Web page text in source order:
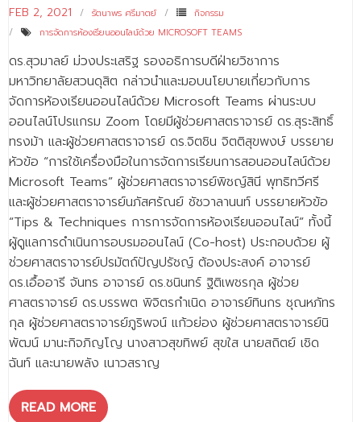
FEB 2, 2021 รัตนาพร ศรีมาตย์
กิจกรรม
การจัดการห้องเรียนออนไลน์ด้วย MICROSOFT TEAMS
ดร.สุวมาลย์ ม่วงประเสริฐ รองอธิการบดีฝ่ายวิชาการ
มหาวิทยาลัยสวนดุสิต กล่าวนำและมอบนโยบายเกี่ยวกับการ
จัดการห้องเรียนออนไลน์ด้วย Microsoft Teams ผ่านระบบ
ออนไลน์โปรแกรม Zoom โดยมีผู้ช่วยศาสตราจารย์ ดร.สุระสิทธิ์
ทรงม้า และผู้ช่วยศาสตราจารย์ ดร.จิตชิน จิตติสุขพงษ์ บรรยาย
หัวข้อ “การใช้เครื่องมือในการจัดการเรียนการสอนออนไลน์ด้วย
Microsoft Teams” ผู้ช่วยศาสตราจารย์พิชญ์สินี พุทธิทวีศรี
และผู้ช่วยศาสตราจารย์นภัสศรัณย์ ชัชวาลานนท์ บรรยายหัวข้อ
“Tips & Techniques การการจัดการห้องเรียนออนไลน์” ทั้งนี้
ผู้ดูแลการดำเนินการอบรมออนไลน์ (Co-host) ประกอบด้วย ผู้
ช่วยศาสตราจารย์ปรมัตถ์ปัญปรัชญ์ ต้องประสงค์ อาจารย์
ดร.เอื้ออารี จันทร อาจารย์ ดร.ชนินทร์ ฐิติเพชรกุล ผู้ช่วย
ศาสตราจารย์ ดร.บรรพต พิจิตรกำเนิด อาจารย์ทินกร ชุณหภัทร
กุล ผู้ช่วยศาสตราจารย์ภูริพจน์ แก้วย่อง ผู้ช่วยศาสตราจารย์นิ
พัฒน์ มานะกิจภิญโญ นางสาวสุขทิพย์ สุขใส นายสถิตย์ เชิด
ฉันท์ และนายพลัง เนาวสราญ
READ MORE